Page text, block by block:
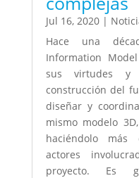
Jul 16, 2020|
Hace una
Information
sus virtudes y
construcción del
diseñar y
mismo modelo
haciéndolo
actores
proyecto. Es